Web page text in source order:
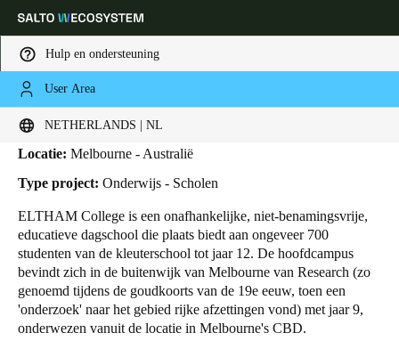
Hulp en ondersteuning
User Area
NETHERLANDS | NL
Kies uw locatie- en taalinstellingen
Nederlands
Deutsch
HOME SECTOREN
Eltham College
Locatie: Melbourne - Australië
Type project: Onderwijs - Scholen
ELTHAM College is een onafhankelijke, niet-benamingsvrije,
educatieve dagschool die plaats biedt aan ongeveer 700
studenten van de kleuterschool tot jaar 12. De hoofdcampus
bevindt zich in de buitenwijk van Melbourne van Research (zo
genoemd tijdens de goudkoorts van de 19e eeuw, toen een
'onderzoek' naar het gebied rijke afzettingen vond) met jaar 9,
onderwezen vanuit de locatie in Melbourne's CBD.